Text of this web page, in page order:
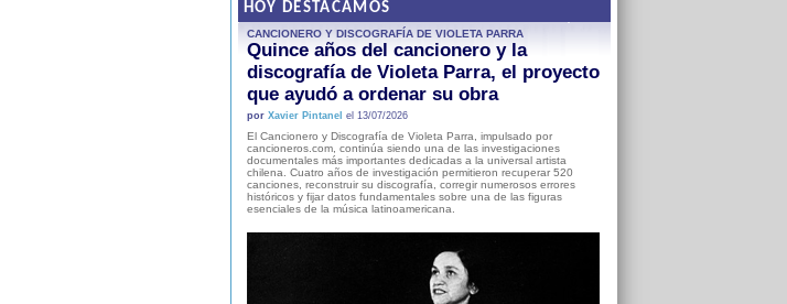
HOY DESTACAMOS
CANCIONERO Y DISCOGRAFÍA DE VIOLETA PARRA
Quince años del cancionero y la
discografía de Violeta Parra, el proyecto
que ayudó a ordenar su obra
por Xavier Pintanel el 13/07/2026
El Cancionero y Discografía de Violeta Parra, impulsado por
cancioneros.com, continúa siendo una de las investigaciones
documentales más importantes dedicadas a la universal artista
chilena. Cuatro años de investigación permitieron recuperar 520
canciones, reconstruir su discografía, corregir numerosos errores
históricos y fijar datos fundamentales sobre una de las figuras
esenciales de la música latinoamericana.